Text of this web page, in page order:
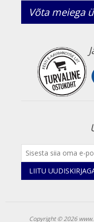
Võta meiega
LIITU
Copyright © 2026